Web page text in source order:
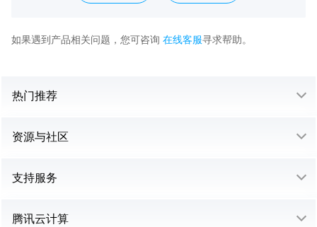
如果遇到产品相关问题，您可咨询 在线客服寻求帮助。
热门推荐
资源与社区
支持服务
腾讯云计算